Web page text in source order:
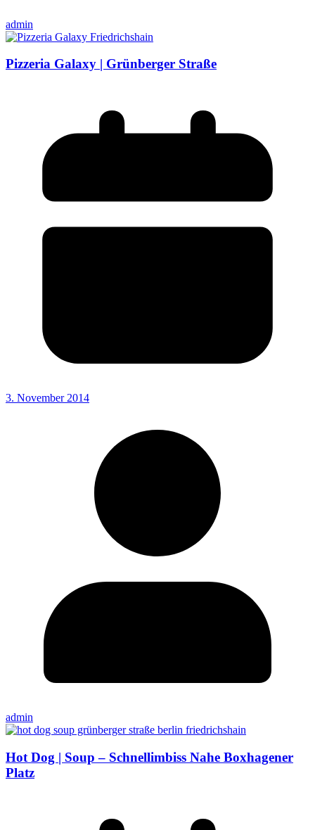
admin
Pizzeria Galaxy | Grünberger Straße
3. November 2014
admin
Hot Dog | Soup – Schnellimbiss Nahe Boxhagener
Platz